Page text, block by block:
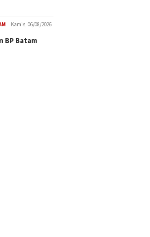
Kamis, 06/08/2026
BP Batam